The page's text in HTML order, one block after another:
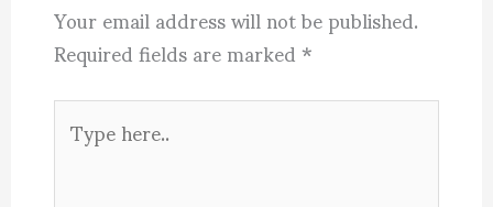
Your email address will not be published.
Required fields are marked*
Type
here..